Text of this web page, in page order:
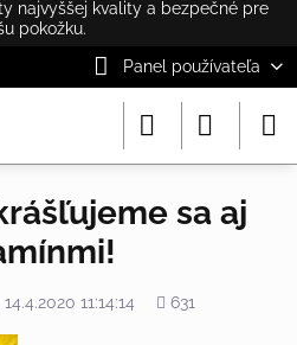
najvyššej kvality a bezpečné pre
pokožku.
Panel používateľa
sa aj
14.4.2020 11:14:14
Počet
631